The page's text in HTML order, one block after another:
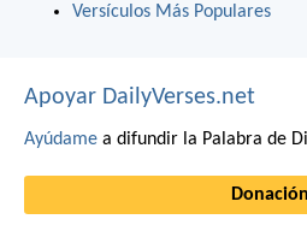
Versículos Más Populares
Apoyar DailyVerses.net
Ayúdame a difundir la Palabra de
Donación